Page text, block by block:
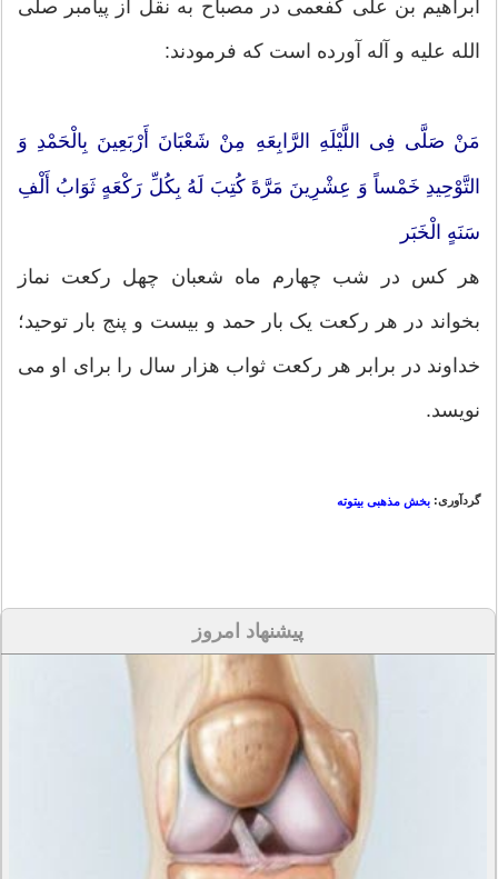
ابراهیم بن علی کفعمی در مصباح به نقل از پیامبر صلی
الله علیه و آله آورده است که فرمودند:
مَنْ صَلَّى فِی اللَّیْلَهِ الرَّابِعَهِ مِنْ شَعْبَانَ أَرْبَعِینَ بِالْحَمْدِ وَ
التَّوْحِیدِ خَمْساً وَ عِشْرِینَ مَرَّهً کُتِبَ لَهُ بِکُلِّ رَکْعَهٍ ثَوَابُ أَلْفِ
سَنَهٍ الْخَبَر
هر کس در شب چهارم ماه شعبان چهل رکعت نماز
بخواند در هر رکعت یک بار حمد و بیست و پنج بار توحید؛
خداوند در برابر هر رکعت ثواب هزار سال را براى او می
نویسد.
گردآوری: بخش مذهبی بیتوته
پیشنهاد امروز